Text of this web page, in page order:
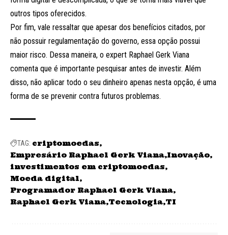
outros tipos oferecidos.
Por fim, vale ressaltar que apesar dos benefícios citados, por
não possuir regulamentação do governo, essa opção possui
maior risco. Dessa maneira, o expert Raphael Gerk Viana
comenta que é importante pesquisar antes de investir. Além
disso, não aplicar todo o seu dinheiro apenas nesta opção, é uma
forma de se prevenir contra futuros problemas.
TAG: criptomoedas
Empresário Raphael Gerk Viana Inovação
investimentos em criptomoedas
Moeda digital
Programador Raphael Gerk Viana
Raphael Gerk Viana Tecnologia TI